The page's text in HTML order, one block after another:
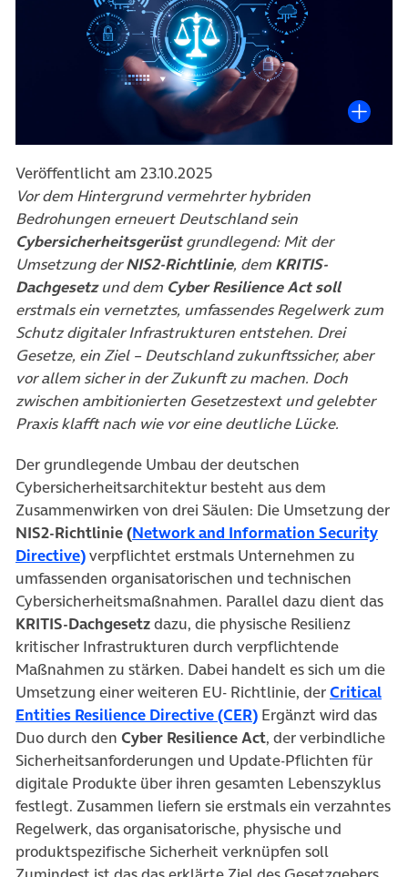
Veröffentlicht am 23.10.2025
Vor dem Hintergrund vermehrter hybriden
Bedrohungen erneuert Deutschland sein
Cybersicherheitsgerüstgrundlegend: Mit der
Umsetzung derNIS2-Richtlinie, dem KRITIS-
Dachgesetzund dem Cyber Resilience Act soll
erstmals ein vernetztes, umfassendes Regelwerk zum
Schutz digitaler Infrastrukturen entstehen. Drei
Gesetze, ein Ziel – Deutschland zukunftssicher, aber
vor allem sicher in der Zukunft zu machen. Doch
zwischen ambitionierten Gesetzestext und gelebter
Praxis klafft nach wie vor eine deutliche Lücke.
Der grundlegende Umbau der deutschen
Cybersicherheitsarchitektur besteht aus dem
Zusammenwirken von drei Säulen: Die Umsetzung der
NIS2-Richtlinie (Network and Information Security
Directive)(öffnet in neuem Tab)
verpflichtet erstmals Unternehmen zu
umfassenden organisatorischen und technischen
Cybersicherheitsmaßnahmen. Parallel dazu dient das
KRITIS-Dachgesetzdazu, die physische Resilienz
kritischer Infrastrukturen durch verpflichtende
Maßnahmen zu stärken. Dabei handelt es sich um die
Umsetzung einer weiteren EU- Richtlinie, derCritical
Entities Resilience Directive (CER)(öffnet in neuem Tab)
Ergänzt wird das
Duo durch den Cyber Resilience Act, der verbindliche
Sicherheitsanforderungen und Update-Pflichten für
digitale Produkte über ihren gesamten Lebenszyklus
festlegt. Zusammen liefern sie erstmals ein verzahntes
Regelwerk, das organisatorische, physische und
produktspezifische Sicherheit verknüpfen soll